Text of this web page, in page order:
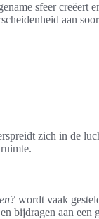
sfeer creëert
aan
zich in de
wordt vaak
bijdragen aan een